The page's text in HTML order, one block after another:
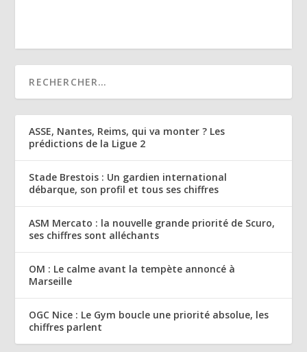
ASSE, Nantes, Reims, qui va monter ? Les
prédictions de la Ligue 2
Stade Brestois : Un gardien international
débarque, son profil et tous ses chiffres
ASM Mercato : la nouvelle grande priorité de Scuro,
ses chiffres sont alléchants
OM : Le calme avant la tempète annoncé à
Marseille
OGC Nice : Le Gym boucle une priorité absolue, les
chiffres parlent